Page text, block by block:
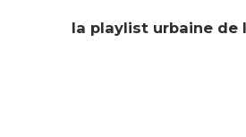
la playlist urbaine de